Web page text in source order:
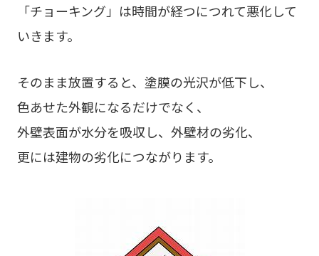
「チョーキング」は時間が経つにつれて悪化して
いきます。
そのまま放置すると、塗膜の光沢が低下し、
色あせた外観になるだけでなく、
外壁表面が水分を吸収し、外壁材の劣化、
更には建物の劣化につながります。